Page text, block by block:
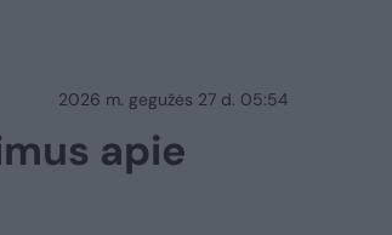
2026 m. gegužės 27 d. 05:54
apie